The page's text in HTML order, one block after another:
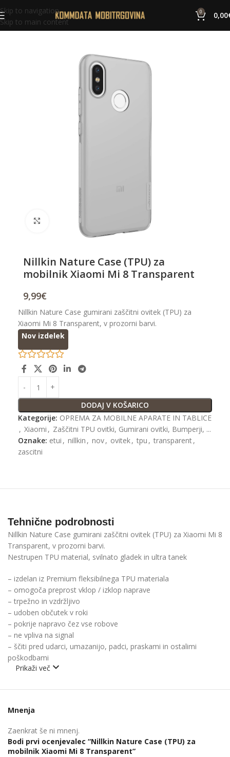
Skip to navigation
Skip to main content
0 0,00
Click to enlarge
Nillkin Nature Case (TPU) za
mobilnik Xiaomi Mi 8 Transparent
9,99€
Nillkin Nature Case gumirani zaščitni ovitek (TPU) za
Xiaomi Mi 8 Transparent, v prozorni barvi.
DODAJ V KOŠARICO
Nov izdelek
Kategorije: OPREMA ZA MOBILNE APARATE IN TABLICE
, Xiaomi , Zaščitni TPU ovitki, Gumirani ovitki, Bumperji, ...
Oznake: etui , nillkin , nov, ovitek, tpu , transparent,
zascitni
Tehnične podrobnosti
Nillkin Nature Case gumirani zaščitni ovitek (TPU) za Xiaomi Mi 8
Transparent, v prozorni barvi.
Nestrupen TPU material, svilnato gladek in ultra tanek
– izdelan iz Premium fleksibilnega TPU materiala
– omogoča preprost vklop / izklop naprave
– trpežno in vzdržljivo
– udoben občutek v roki
– pokrije napravo čez vse robove
– ne vpliva na signal
– ščiti pred udarci, umazanijo, padci, praskami in ostalimi
poškodbami
Prikaži več
Mnenja
Zaenkrat še ni mnenj.
Bodi prvi ocenjevalec “Nillkin Nature Case (TPU) za
mobilnik Xiaomi Mi 8 Transparent”